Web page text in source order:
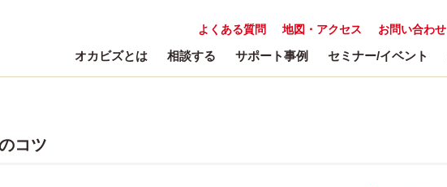
お問い合わせ
地図・アクセス
よくある質問
オカビズとは 相談する サポート事例 セミナー/イベント
コツ